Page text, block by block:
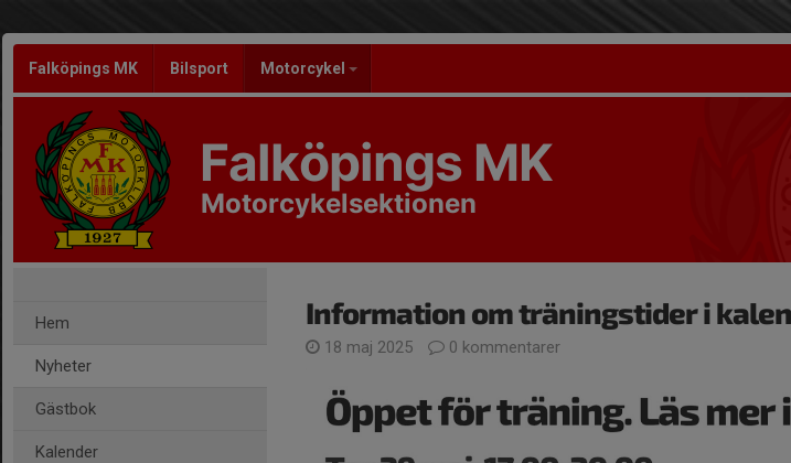
Falköpings MK Bilsport Motorcykel
Falköpings MK
Motorcykelsektionen
Hem
Nyheter
Gästbok
Kalender
Information om träningstider i
18 maj 2025 0 kommentarer